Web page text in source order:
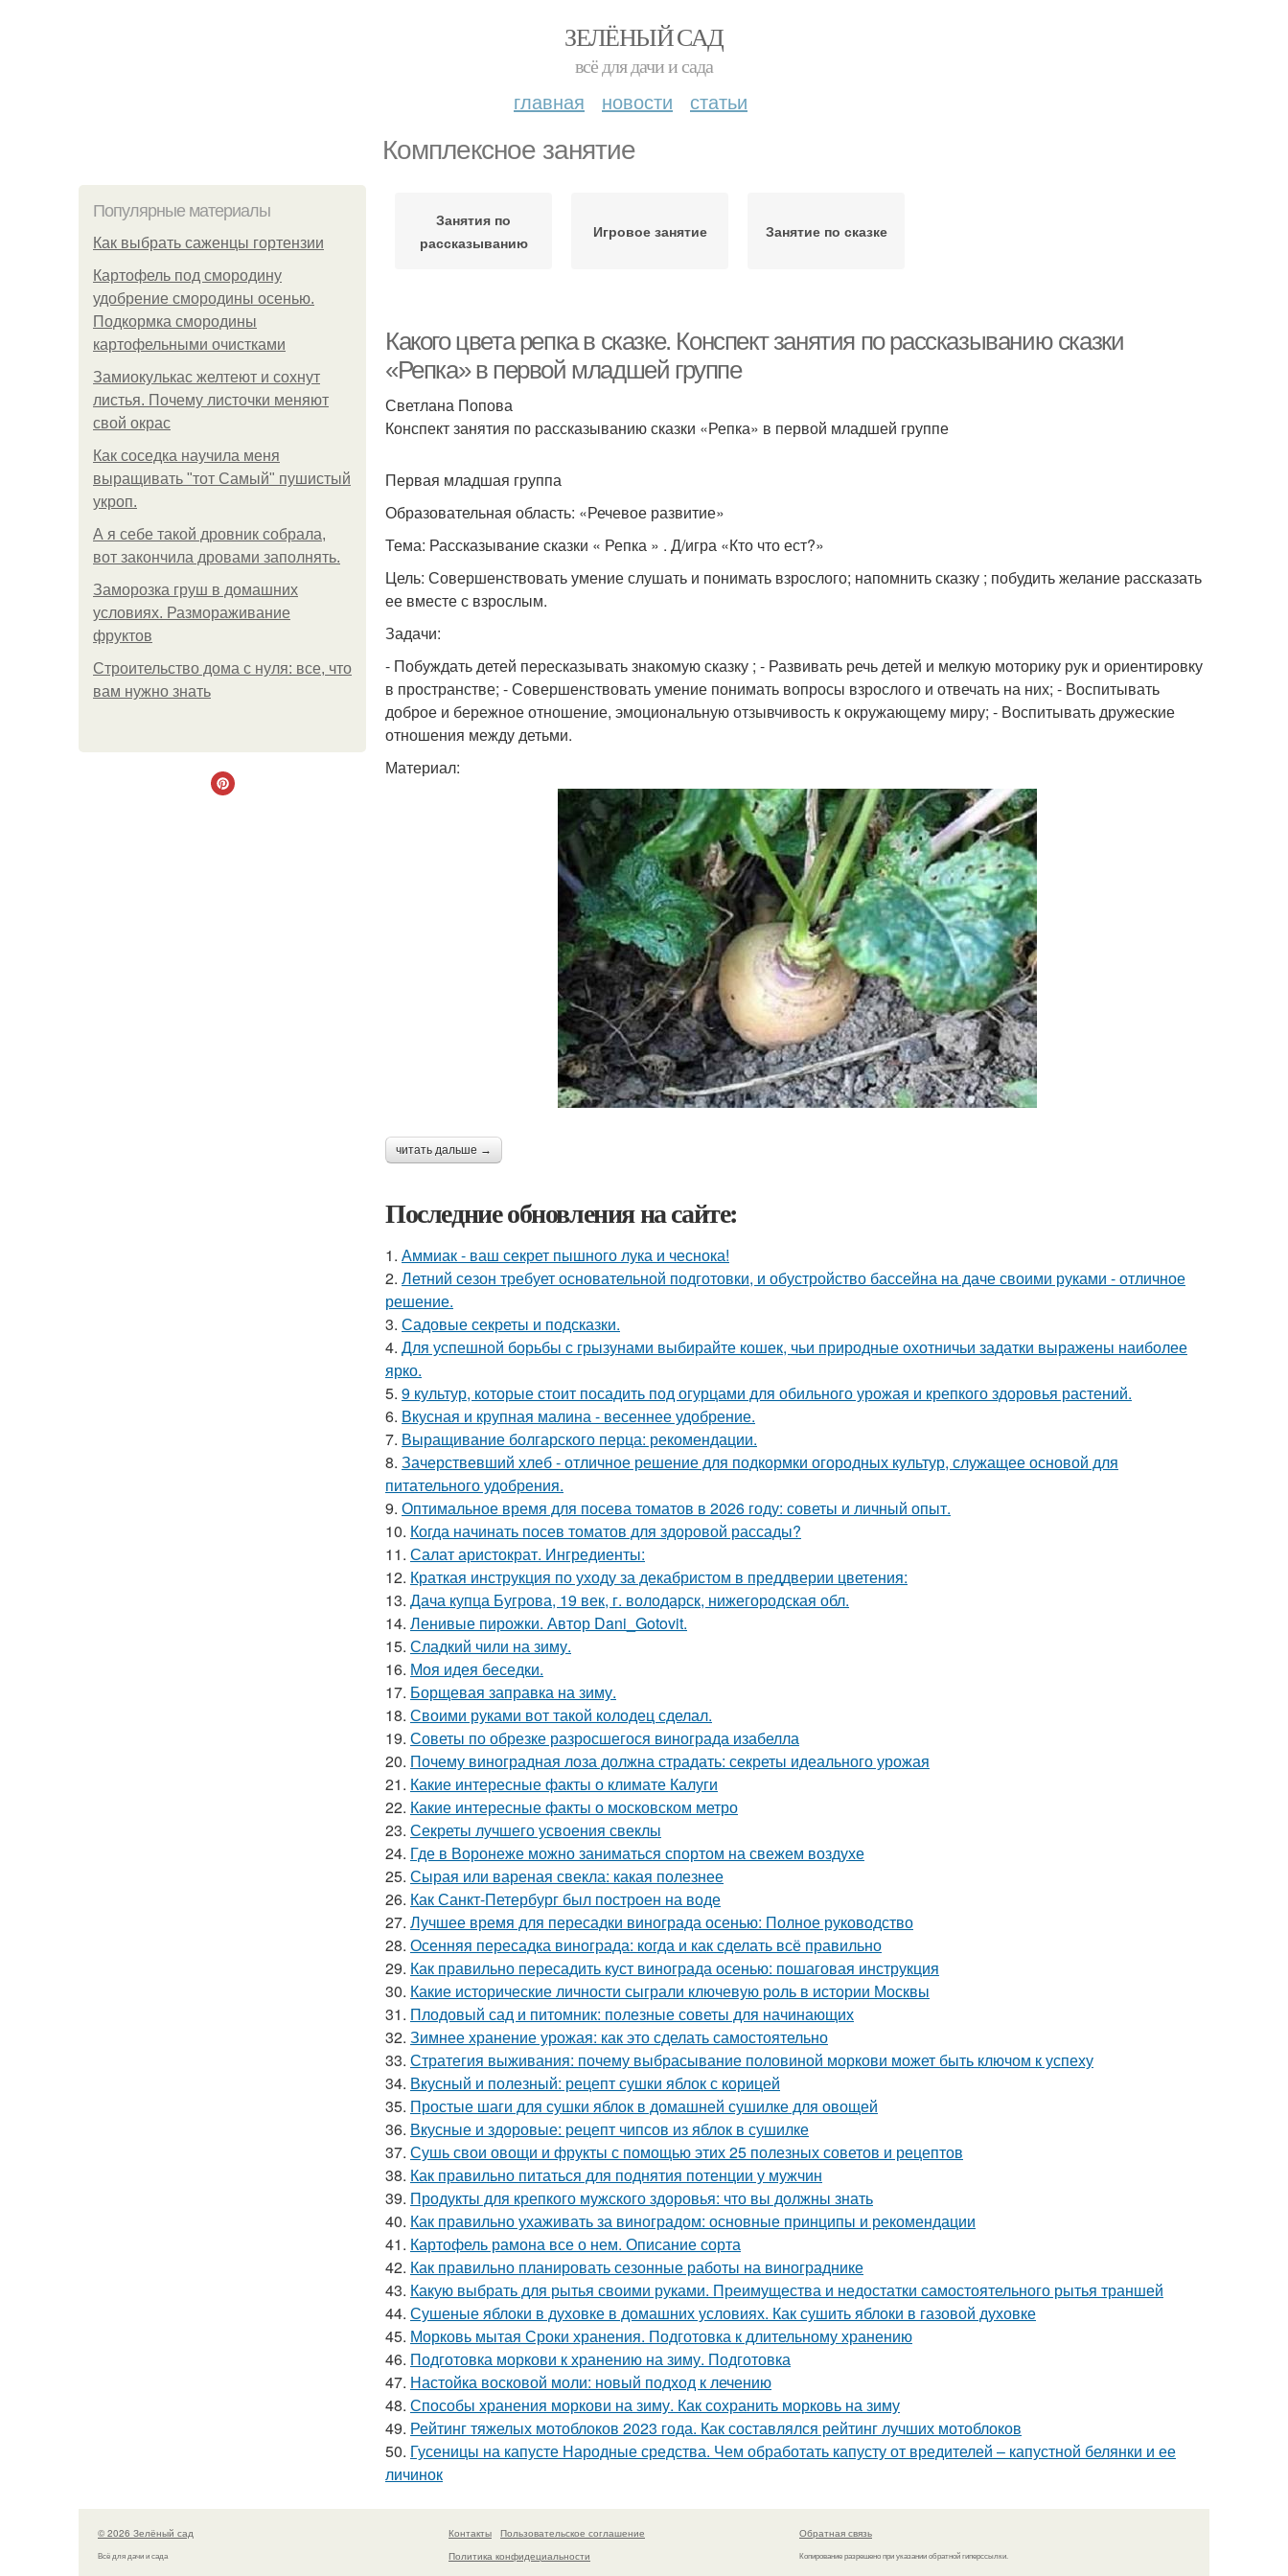
ЗЕЛЁНЫЙ САД
всё для дачи и сада
главная новости статьи
Комплексное занятие
Популярные материалы
Как выбрать саженцы гортензии
Картофель под смородину
удобрение смородины осенью.
Подкормка смородины
картофельными очистками
Замиокулькас желтеют и сохнут
листья. Почему листочки меняют
свой окрас
Как соседка научила меня
выращивать "тот Самый" пушистый
укроп.
А я себе такой дровник собрала,
вот закончила дровами заполнять.
Заморозка груш в домашних
условиях. Размораживание
фруктов
Строительство дома с нуля: все, что
вам нужно знать
Занятия по
рассказыванию
Игровое занятие Занятие по сказке
Какого цвета репка в сказке. Конспект занятия по рассказыванию сказки
«Репка» в первой младшей группе
Светлана Попова
Конспект занятия по рассказыванию сказки «Репка» в первой младшей группе
Первая младшая группа
Образовательная область: «Речевое развитие»
Тема: Рассказывание сказки « Репка » . Д/игра «Кто что ест?»
Цель: Совершенствовать умение слушать и понимать взрослого; напомнить сказку ; побудить желание рассказать
ее вместе с взрослым.
Задачи:
- Побуждать детей пересказывать знакомую сказку ; - Развивать речь детей и мелкую моторику рук и ориентировку
в пространстве; - Совершенствовать умение понимать вопросы взрослого и отвечать на них; - Воспитывать
доброе и бережное отношение, эмоциональную отзывчивость к окружающему миру; - Воспитывать дружеские
отношения между детьми.
Материал:
читать дальше →
Последние обновления на сайте:
1. Аммиак - ваш секрет пышного лука и чеснока!
2. Летний сезон требует основательной подготовки, и обустройство бассейна на даче своими руками - отличное
решение.
3. Садовые секреты и подсказки.
4. Для успешной борьбы с грызунами выбирайте кошек, чьи природные охотничьи задатки выражены наиболее
ярко.
5. 9 культур, которые стоит посадить под огурцами для обильного урожая и крепкого здоровья растений.
6. Вкусная и крупная малина - весеннее удобрение.
7. Выращивание болгарского перца: рекомендации.
8. Зачерствевший хлеб - отличное решение для подкормки огородных культур, служащее основой для
питательного удобрения.
9. Оптимальное время для посева томатов в 2026 году: советы и личный опыт.
10. Когда начинать посев томатов для здоровой рассады?
11. Салат аристократ. Ингредиенты:
12. Краткая инструкция по уходу за декабристом в преддверии цветения:
13. Дача купца Бугрова, 19 век, г. володарск, нижегородская обл.
14. Ленивые пирожки. Автор Dani_Gotovit.
15. Сладкий чили на зиму.
16. Моя идея беседки.
17. Борщевая заправка на зиму.
18. Своими руками вот такой колодец сделал.
19. Советы по обрезке разросшегося винограда изабелла
20. Почему виноградная лоза должна страдать: секреты идеального урожая
21. Какие интересные факты о климате Калуги
22. Какие интересные факты о московском метро
23. Секреты лучшего усвоения свеклы
24. Где в Воронеже можно заниматься спортом на свежем воздухе
25. Сырая или вареная свекла: какая полезнее
26. Как Санкт-Петербург был построен на воде
27. Лучшее время для пересадки винограда осенью: Полное руководство
28. Осенняя пересадка винограда: когда и как сделать всё правильно
29. Как правильно пересадить куст винограда осенью: пошаговая инструкция
30. Какие исторические личности сыграли ключевую роль в истории Москвы
31. Плодовый сад и питомник: полезные советы для начинающих
32. Зимнее хранение урожая: как это сделать самостоятельно
33. Стратегия выживания: почему выбрасывание половиной моркови может быть ключом к успеху
34. Вкусный и полезный: рецепт сушки яблок с корицей
35. Простые шаги для сушки яблок в домашней сушилке для овощей
36. Вкусные и здоровые: рецепт чипсов из яблок в сушилке
37. Сушь свои овощи и фрукты с помощью этих 25 полезных советов и рецептов
38. Как правильно питаться для поднятия потенции у мужчин
39. Продукты для крепкого мужского здоровья: что вы должны знать
40. Как правильно ухаживать за виноградом: основные принципы и рекомендации
41. Картофель рамона все о нем. Описание сорта
42. Как правильно планировать сезонные работы на винограднике
43. Какую выбрать для рытья своими руками. Преимущества и недостатки самостоятельного рытья траншей
44. Сушеные яблоки в духовке в домашних условиях. Как сушить яблоки в газовой духовке
45. Морковь мытая Сроки хранения. Подготовка к длительному хранению
46. Подготовка моркови к хранению на зиму. Подготовка
47. Настойка восковой моли: новый подход к лечению
48. Способы хранения моркови на зиму. Как сохранить морковь на зиму
49. Рейтинг тяжелых мотоблоков 2023 года. Как составлялся рейтинг лучших мотоблоков
50. Гусеницы на капусте Народные средства. Чем обработать капусту от вредителей – капустной белянки и ее
личинок
© 2026 Зелёный сад
Всё для дачи и сада
Контакты
Пользовательское соглашение
Политика конфидециальности
Обратная связь
Копирование разрешено при указании обратной гиперссылки.